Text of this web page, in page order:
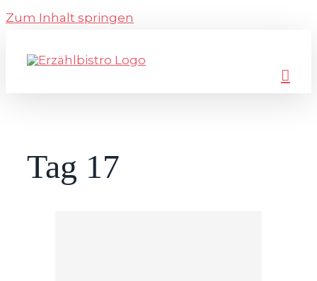
Zum Inhalt springen
Tag 17